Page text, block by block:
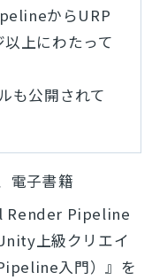
からURP
上にわたって
も公開されて
電子書籍
Render Pipeline
上級クリエイ
入門）』を